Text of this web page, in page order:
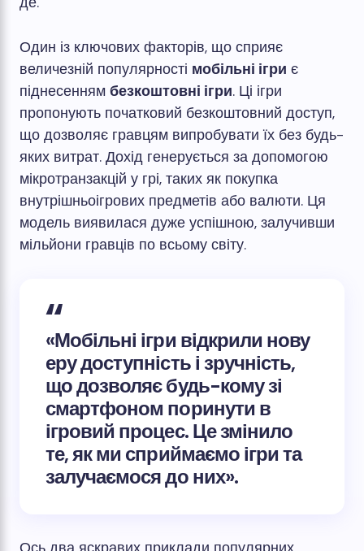
Один із ключових факторів, що сприяє
величезній популярності мобільні ігри є
піднесенням безкоштовні ігри. Ці ігри
пропонують початковий безкоштовний доступ,
що дозволяє гравцям випробувати їх без будь-
яких витрат. Дохід генерується за допомогою
мікротранзакцій у грі, таких як покупка
внутрішньоігрових предметів або валюти. Ця
модель виявилася дуже успішною, залучивши
мільйони гравців по всьому світу.
«Мобільні ігри відкрили нову
ерудоступністьі зручність,
що дозволяє будь-кому зі
смартфоном поринути в
ігровий процес. Це змінило
те, як ми сприймаємо ігри та
залучаємося до них».